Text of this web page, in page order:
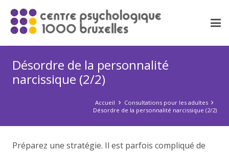
Désordre de la personnalité
narcissique (2/2)
Accueil
Consultations pour les adultes
Désordre de la personnalité narcissique (2/2)
Préparez une stratégie. Il est parfois compliqué de